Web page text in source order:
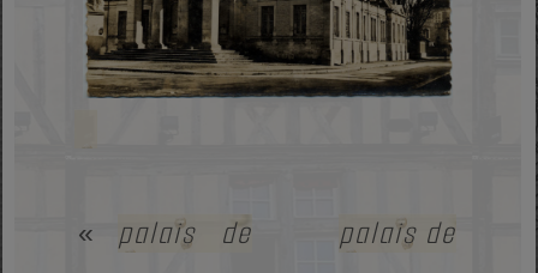
« palais de
palais de